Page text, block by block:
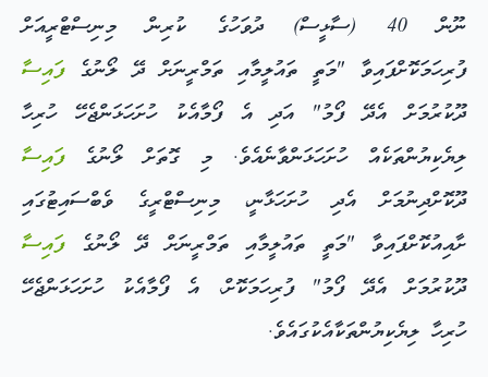
ނޫން 40 (ސާޅީސް) ދުވަހުގެ ކުރިން މިނިސްޓްރީއަށް
ފުރިހަމަކޮށްފައިވާ "މަތީ ތައުލީމާއި ތަމްރީނަށް ދޭ ލޯނުގެފައިސާ
ދޫކުރުމަށް އެދޭ ފޯމު" އަދި އެ ފޯމާއެކު ހުށަހަޅަންޖެހޭ ހުރިހާ
ލިޔެކިޔުންތަކެއް ހުށަހަޅަންވާނެއެވެ. މި ގޮތަށް ލޯނުގެފައިސާ
ދޫކޮށްދިނުމަށް އެދި ހުށަހަޅާނީ، މިނިސްޓްރީގެ ވެބްސައިޓުގައި
ށާއިއުކޮށްފައިވާ "މަތީ ތައުލީމާއި ތަމްރީނަށް ދޭ ލޯނުގެފައިސާ
ދޫކުރުމަށް އެދޭ ފޯމު" ފުރިހަމަކޮށް، އެ ފޯމާއެކު ހުށަހަޅަންޖެހޭ
ހުރިހާ ލިޔެކިޔުންތަކާއެކުގައެވެ.